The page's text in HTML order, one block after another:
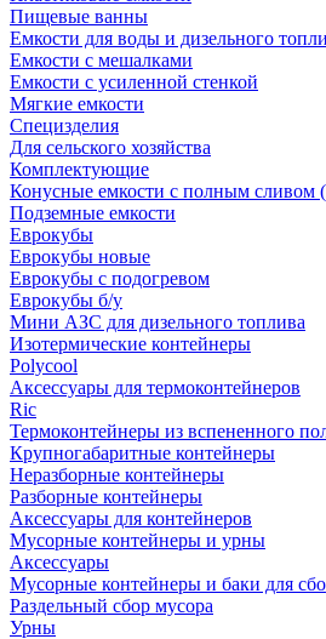
Пищевые ванны
Емкости для воды и дизельного
Емкости с мешалками
Емкости с усиленной стенкой
Мягкие емкости
Специзделия
Для сельского хозяйства
Комплектующие
Конусные емкости с полным
Подземные емкости
Еврокубы
Еврокубы новые
Еврокубы с подогревом
Еврокубы б/у
Мини АЗС для дизельного топлива
Изотермические контейнеры
Polycool
Аксессуары для термоконтейнеров
Ric
Термоконтейнеры из вспененного
Крупногабаритные контейнеры
Неразборные контейнеры
Разборные контейнеры
Аксессуары для контейнеров
Мусорные контейнеры и урны
Аксессуары
Мусорные контейнеры и баки для
Раздельный сбор мусора
Урны